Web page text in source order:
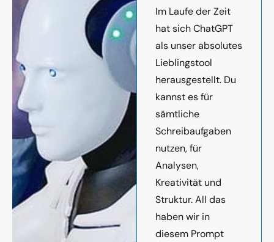
Im Laufe der Zeit
hat sich ChatGPT
als unser absolutes
Lieblingstool
herausgestellt. Du
kannst es für
sämtliche
Schreibaufgaben
nutzen, für
Analysen,
Kreativität und
Struktur. All das
haben wir in
diesem Prompt